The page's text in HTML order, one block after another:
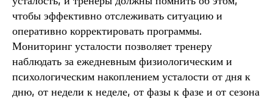
чтобы эффективно отслеживать ситуацию и
оперативно корректировать программы.
Мониторинг усталости позволяет тренеру
наблюдать за ежедневным физиологическим и
психологическим накоплением усталости от дня к
дню, от недели к неделе, от фазы к фазе и от сезона